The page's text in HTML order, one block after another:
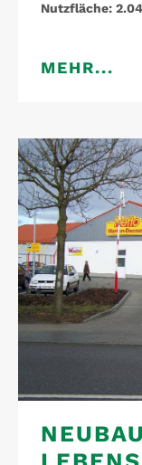
Nutzfläche:
MEHR...